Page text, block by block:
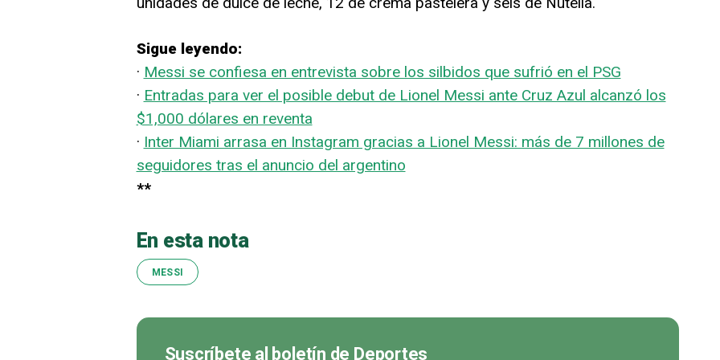
Sigue leyendo:
· Messi se confiesa en entrevista sobre los silbidos que sufrió en el PSG
· Entradas para ver el posible debut de Lionel Messi ante Cruz Azul alcanzó los
$1,000 dólares en reventa
· Inter Miami arrasa en Instagram gracias a Lionel Messi: más de 7 millones de
seguidores tras el anuncio del argentino
**
En esta nota
MESSI
Suscríbete al boletín de Deportes